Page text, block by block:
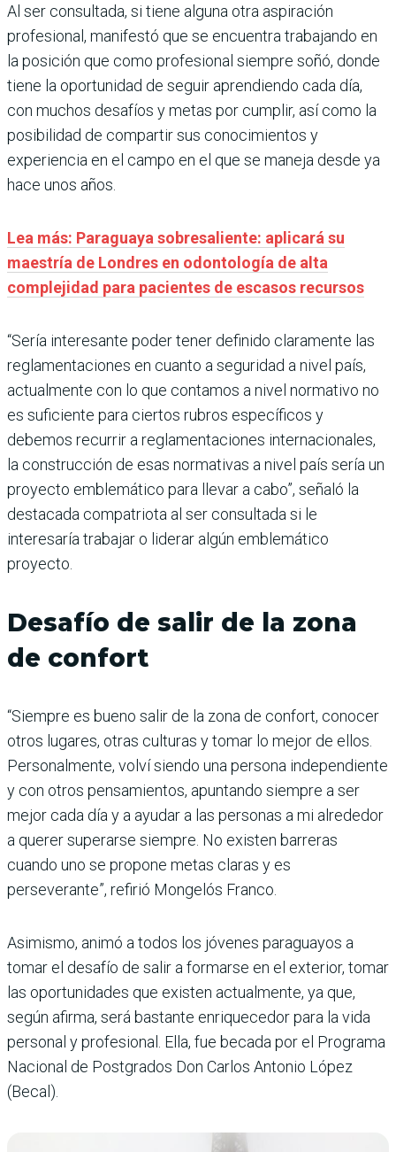
Al ser consultada, si tiene alguna otra aspiración
profesional, manifestó que se encuentra trabajando en
la posición que como profesional siempre soñó, donde
tiene la oportunidad de seguir aprendiendo cada día,
con muchos desafíos y metas por cumplir, así como la
posibilidad de compartir sus conocimientos y
experiencia en el campo en el que se maneja desde ya
hace unos años.
Lea más: Paraguaya sobresaliente: aplicará su
maestría de Londres en odontología de alta
complejidad para pacientes de escasos recursos
“Sería interesante poder tener definido claramente las
reglamentaciones en cuanto a seguridad a nivel país,
actualmente con lo que contamos a nivel normativo no
es suficiente para ciertos rubros específicos y
debemos recurrir a reglamentaciones internacionales,
la construcción de esas normativas a nivel país sería un
proyecto emblemático para llevar a cabo”, señaló la
destacada compatriota al ser consultada si le
interesaría trabajar o liderar algún emblemático
proyecto.
Desafío de salir de la zona
de confort
“Siempre es bueno salir de la zona de confort, conocer
otros lugares, otras culturas y tomar lo mejor de ellos.
Personalmente, volví siendo una persona independiente
y con otros pensamientos, apuntando siempre a ser
mejor cada día y a ayudar a las personas a mi alrededor
a querer superarse siempre. No existen barreras
cuando uno se propone metas claras y es
perseverante”, refirió Mongelós Franco.
Asimismo, animó a todos los jóvenes paraguayos a
tomar el desafío de salir a formarse en el exterior, tomar
las oportunidades que existen actualmente, ya que,
según afirma, será bastante enriquecedor para la vida
personal y profesional. Ella, fue becada por el Programa
Nacional de Postgrados Don Carlos Antonio López
(Becal).